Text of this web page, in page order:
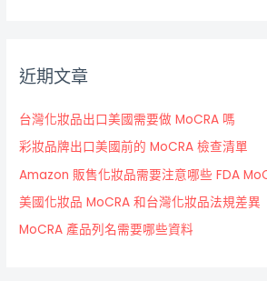
近期文章
台灣化妝品出口美國需要做 MoCRA 嗎
彩妝品牌出口美國前的 MoCRA 檢查清單
Amazon 販售化妝品需要注意哪些 FDA
美國化妝品 MoCRA 和台灣化妝品法規差異
MoCRA 產品列名需要哪些資料